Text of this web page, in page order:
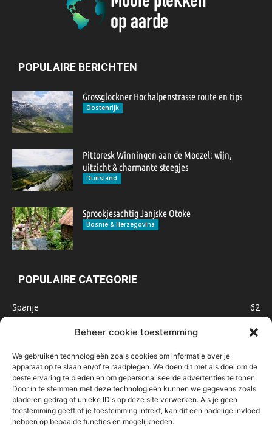
Beheer cookie toestemming
We gebruiken technologieën zoals cookies om informatie over je
apparaat op te slaan en/of te raadplegen. We doen dit met als doel om de
beste ervaring te bieden en om gepersonaliseerde advertenties te tonen.
Door in te stemmen met deze technologieën kunnen we gegevens zoals
bladeren gedrag of unieke ID's op deze site verwerken. Als je geen
toestemming geeft of je toestemming intrekt, kan dit een nadelige invloed
hebben op bepaalde functies en mogelijkheden.
POPULAIRE BERICHTEN
Grossglockner Hochalpenstrasse route en tips
Oostenrijk
Pittoresk Winningen aan de Moezel: wijn,
uitzicht & charmante steegjes
Duitsland
Sprookjesachtig Janjske Otoke
Bosnië & Herzegovina
POPULAIRE CATEGORIE
Spanje
62
47
Marokko
32
IJsland
32
Malta
Roemenië
29